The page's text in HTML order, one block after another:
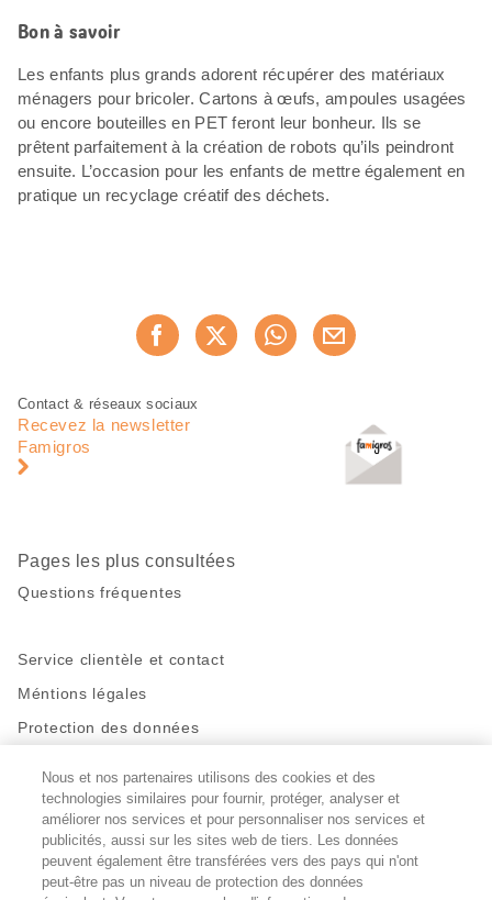
Bon à savoir
Les enfants plus grands adorent récupérer des matériaux
ménagers pour bricoler. Cartons à œufs, ampoules usagées
ou encore bouteilles en PET feront leur bonheur. Ils se
prêtent parfaitement à la création de robots qu’ils peindront
ensuite. L’occasion pour les enfants de mettre également en
pratique un recyclage créatif des déchets.
Recommander maintenant
Pied
page
Navigation
pied
Contact & réseaux sociaux
Recevez la newsletter
Famigros
Pages les plus consultées
Questions fréquentes
Service clientèle et contact
Méntions légales
Protection des données
Restez en contact!
Facebook
http://twitter.com/migros
https://www.youtube.com/user/
PinterestInstagram
Paramètres des cookies
Nous et nos partenaires utilisons des cookies et des
technologies similaires pour fournir, protéger, analyser et
améliorer nos services et pour personnaliser nos services et
publicités, aussi sur les sites web de tiers. Les données
peuvent également être transférées vers des pays qui n'ont
peut-être pas un niveau de protection des données